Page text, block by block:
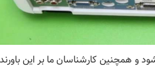
و همچنین کارشناسان ما بر این